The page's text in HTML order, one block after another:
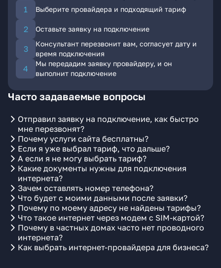
Выберите провайдера и подходящий тариф
Оставьте заявку на подключение
Консультант перезвонит вам, согласует дату и
время подключения
Мы передадим заявку провайдеру, и он
выполнит подключение
Часто задаваемые вопросы
Отправил заявку на подключение, как быстро
мне перезвонят?
Почему услуги сайта бесплатны?
Если я уже выбрал тариф, что дальше?
А если я не могу выбрать тариф?
Какие документы нужны для подключения
интернета?
Зачем оставлять номер телефона?
Что будет с моими данными после заявки?
Почему по моему адресу не найдены тарифы?
Что такое интернет через модем с SIM-картой?
Почему в частных домах часто нет проводного
интернета?
Как выбрать интернет-провайдера для бизнеса?